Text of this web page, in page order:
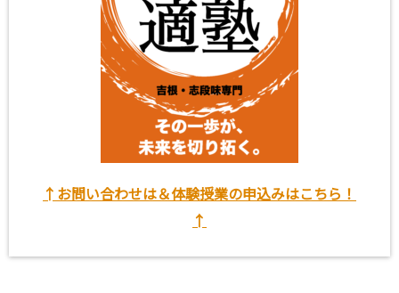
↑お問い合わせは＆体験授業の申込みはこちら！
↑